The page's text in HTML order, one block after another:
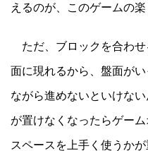
えるのが、このゲームの楽
ただ、ブロックを合わ
面に現れるから、盤面が
ながら進めないといけな
が置けなくなったらゲー
スペースを上手く使うかが